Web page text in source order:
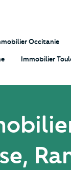
Occitanie
Immobilier